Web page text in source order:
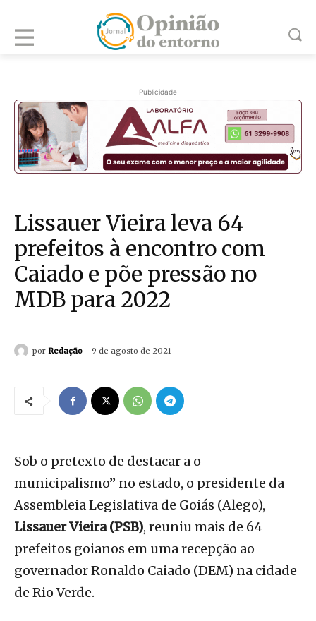
Publicidade
Lissauer Vieira leva 64
prefeitos à encontro com
Caiado e põe pressão no
MDB para 2022
por Redação 9 de agosto de 2021
Sob o pretexto de destacar a o
municipalismo” no estado, o presidente da
Assembleia Legislativa de Goiás (Alego),
Lissauer Vieira (PSB), reuniu mais de 64
prefeitos goianos em uma recepção ao
governador Ronaldo Caiado (DEM) na cidade
de Rio Verde.